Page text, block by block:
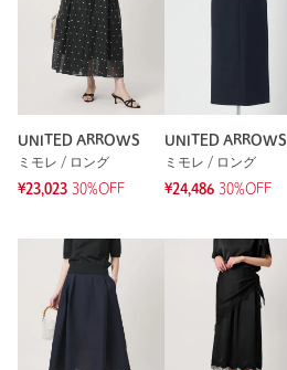
UNITED ARROWS
ミモレ / ロング
¥23,023 30%OFF
UNITED ARROWS
ミモレ / ロング
¥24,486 30%OFF